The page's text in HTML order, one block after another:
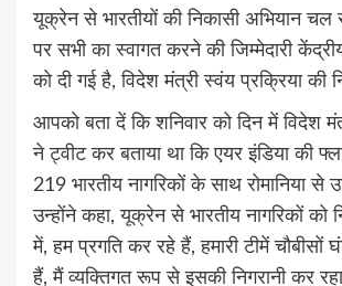
यूक्रेन से भारतीयों की निकासी अभियान चल
पर सभी का स्वागत करने की जिम्मेदारी
को दी गई है, विदेश मंत्री स्वंय प्रक्रिया की
आपको बता दें कि शनिवार को दिन में विदेश
ने ट्वीट कर बताया था कि एयर इंडिया की
219 भारतीय नागरिकों के साथ रोमानिया से
उन्होंने कहा, यूक्रेन से भारतीय नागरिकों
में, हम प्रगति कर रहे हैं, हमारी टीमें चौबीसों
हैं, मैं व्यक्तिगत रूप से इसकी निगरानी कर